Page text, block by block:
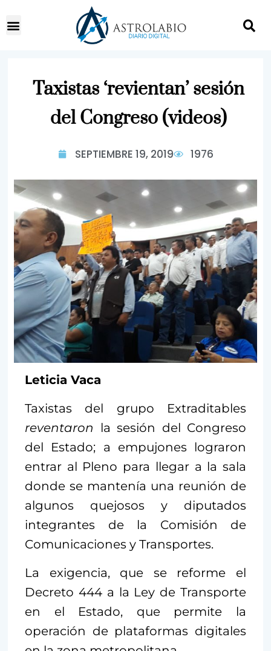
Taxistas ‘revientan’ sesión
del Congreso (videos)
SEPTIEMBRE 19, 2019 1976
Leticia Vaca
Taxistas del grupo Extraditables
reventaron la sesión del Congreso
del Estado; a empujones lograron
entrar al Pleno para llegar a la sala
donde se mantenía una reunión de
algunos quejosos y diputados
integrantes de la Comisión de
Comunicaciones y Transportes.
La exigencia, que se reforme el
Decreto 444 a la Ley de Transporte
en el Estado, que permite la
operación de plataformas digitales